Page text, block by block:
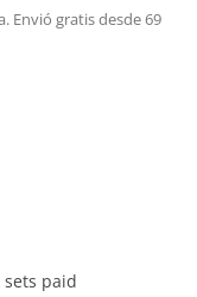
Envió gratis desde 69
sets paid